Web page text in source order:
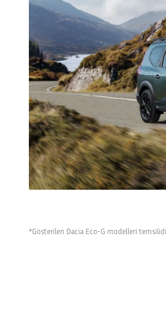
*Gösterilen Dacia Eco-G modelleri